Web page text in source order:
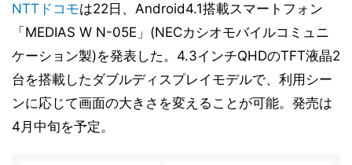
NTTドコモは22日、Android4.1搭載スマートフォン
「MEDIAS W N-05E」(NECカシオモバイルコミュニ
ケーション製)を発表した。4.3インチQHDのTFT液晶2
台を搭載したダブルディスプレイモデルで、利用シー
ンに応じて画面の大きさを変えることが可能。発売は
4月中旬を予定。